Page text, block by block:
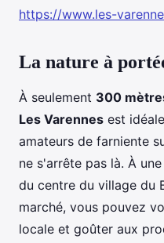
https://www.les-
La nature à
À seulement 300
Les Varennes est
amateurs de farniente
ne s'arrête pas là. À une
du centre du village du
marché, vous pouvez
locale et goûter aux